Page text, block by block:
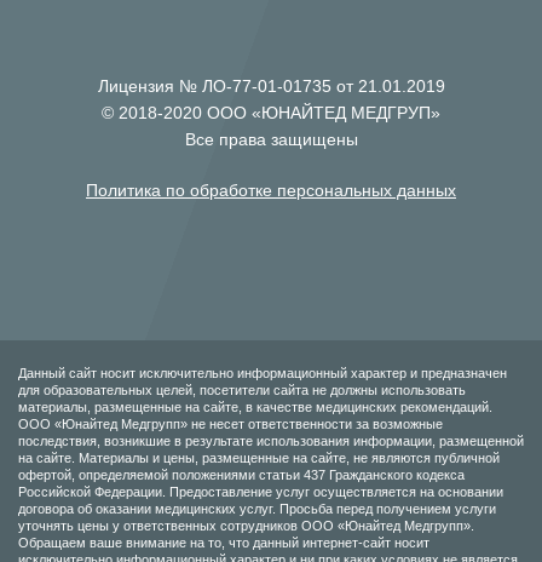
Лицензия № ЛО-77-01-01735 от 21.01.2019
© 2018-2020 ООО «ЮНАЙТЕД МЕДГРУП»
Все права защищены
Политика по обработке персональных данных
Данный сайт носит исключительно информационный характер и предназначен
для образовательных целей, посетители сайта не должны использовать
материалы, размещенные на сайте, в качестве медицинских рекомендаций.
ООО «Юнайтед Медгрупп» не несет ответственности за возможные
последствия, возникшие в результате использования информации, размещенной
на сайте. Материалы и цены, размещенные на сайте, не являются публичной
офертой, определяемой положениями статьи 437 Гражданского кодекса
Российской Федерации. Предоставление услуг осуществляется на основании
договора об оказании медицинских услуг. Просьба перед получением услуги
уточнять цены у ответственных сотрудников ООО «Юнайтед Медгрупп».
Обращаем ваше внимание на то, что данный интернет-сайт носит